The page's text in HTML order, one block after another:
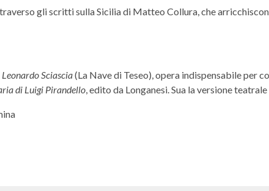
gli scritti sulla Sicilia di Matteo Collura, che
Sciascia(La Nave di Teseo), opera indispensabile per
di Luigi Pirandello, edito da Longanesi. Sua la versione